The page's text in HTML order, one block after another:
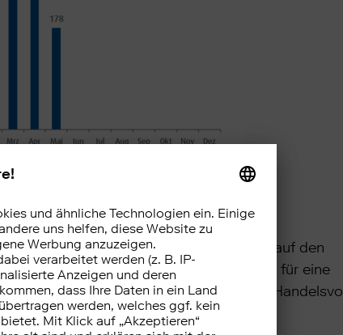
und lässt unmittelbare Rückschlüsse auf den
Kunden zu. Ein Wert von über 100 steht für eine
Vergleich zum mittleren monatlichen
Handelsaktivität an.